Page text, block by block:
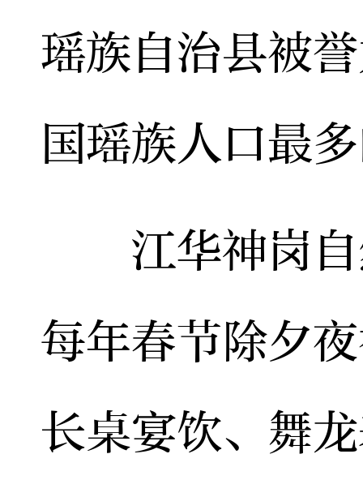
瑶族自治县被
国瑶族人口最
江华神岗自
每年春节除夕
长桌宴饮、舞